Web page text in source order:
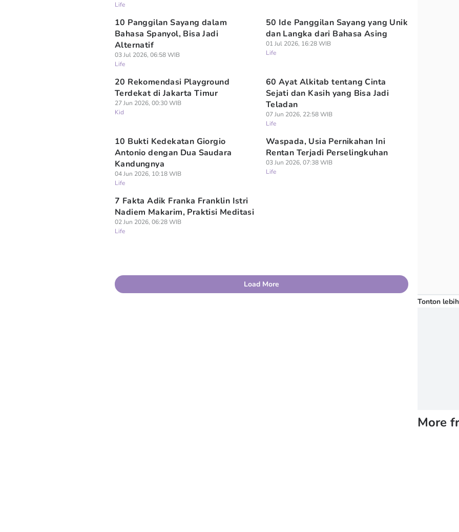
Life
10 Panggilan Sayang dalam
Bahasa Spanyol, Bisa Jadi
Alternatif
03 Jul 2026, 06:58 WIB
Life
50 Ide Panggilan Sayang yang Unik
dan Langka dari Bahasa Asing
01 Jul 2026, 16:28 WIB
Life
20 Rekomendasi Playground
Terdekat di Jakarta Timur
27 Jun 2026, 00:30 WIB
Kid
60 Ayat Alkitab tentang Cinta
Sejati dan Kasih yang Bisa Jadi
Teladan
07 Jun 2026, 22:58 WIB
Life
10 Bukti Kedekatan Giorgio
Antonio dengan Dua Saudara
Kandungnya
04 Jun 2026, 10:18 WIB
Life
Waspada, Usia Pernikahan Ini
Rentan Terjadi Perselingkuhan
03 Jun 2026, 07:38 WIB
Life
7 Fakta Adik Franka Franklin Istri
Nadiem Makarim, Praktisi Meditasi
02 Jun 2026, 06:28 WIB
Life
Load More
Tonton
More